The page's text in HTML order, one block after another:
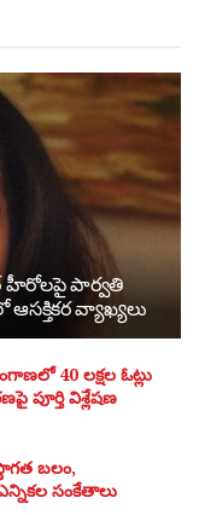
హీరోలపై పార్వతి
వ్యాఖ్యలు
40 లక్షల ఓట్లు
పూర్తి విశ్లేషణ
బలం,
సంకేతాలు